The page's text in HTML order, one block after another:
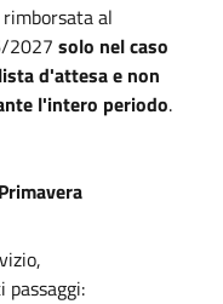
al
2027 solo nel caso
d'attesa e non
l'intero periodo.
passaggi: